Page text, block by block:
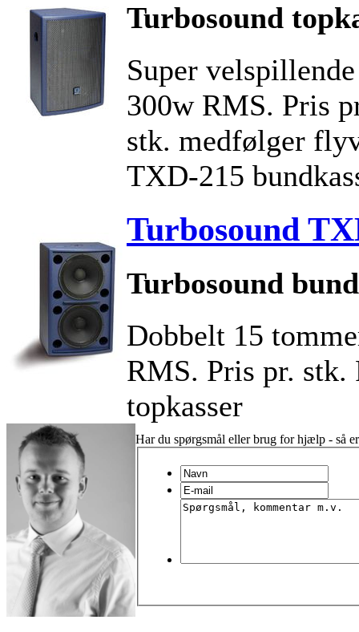
Turbosound
Super
300w RMS. Pris
stk. medfølger
TXD-215
Turbosound
Turbosound
Dobbelt 15
RMS. Pris pr.
topkasser
Har du spørgsmål eller brug for hjælp - så